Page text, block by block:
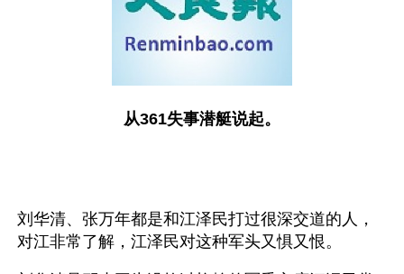
从361失事潜艇说起。
刘华清、张万年都是和江泽民打过很深交道的人，
对江非常了解，江泽民对这种军头又惧又恨。